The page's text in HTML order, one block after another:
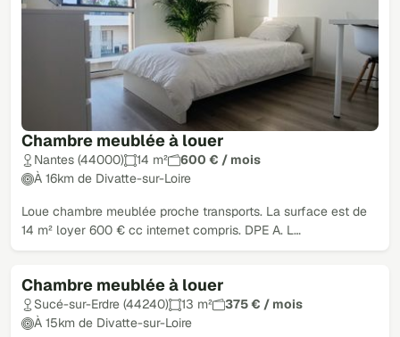
Chambre meublée à louer
Nantes (44000) 14 m²
600 € / mois
À 16km de Divatte-sur-Loire
Loue chambre meublée proche transports. La surface est de
14 m² loyer 600 € cc internet compris. DPE A. L…
Chambre meublée à louer
Sucé-sur-Erdre (44240) 13 m²
375 € / mois
À 15km de Divatte-sur-Loire